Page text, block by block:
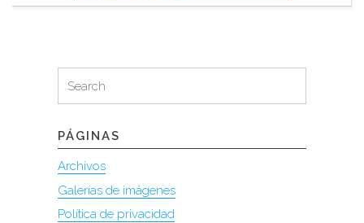
for:
Search
PÁGINAS
Archivos
Galerías de imágenes
Política de privacidad